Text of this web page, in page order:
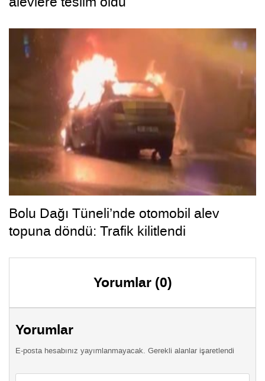
Bolu Dağı Tüneli’nde otomobil alev
topuna döndü: Trafik kilitlendi
Yorumlar (0)
Yorumlar
E-posta hesabınız yayımlanmayacak. Gerekli alanlar işaretlendi